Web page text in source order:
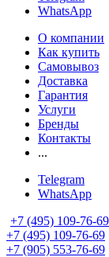
WhatsApp
О компании
Как купить
Самовывоз
Доставка
Гарантия
Услуги
Бренды
Контакты
...
Telegram
WhatsApp
+7 (495) 109-76-69
+7 (495) 109-76-69
+7 (905) 553-76-69